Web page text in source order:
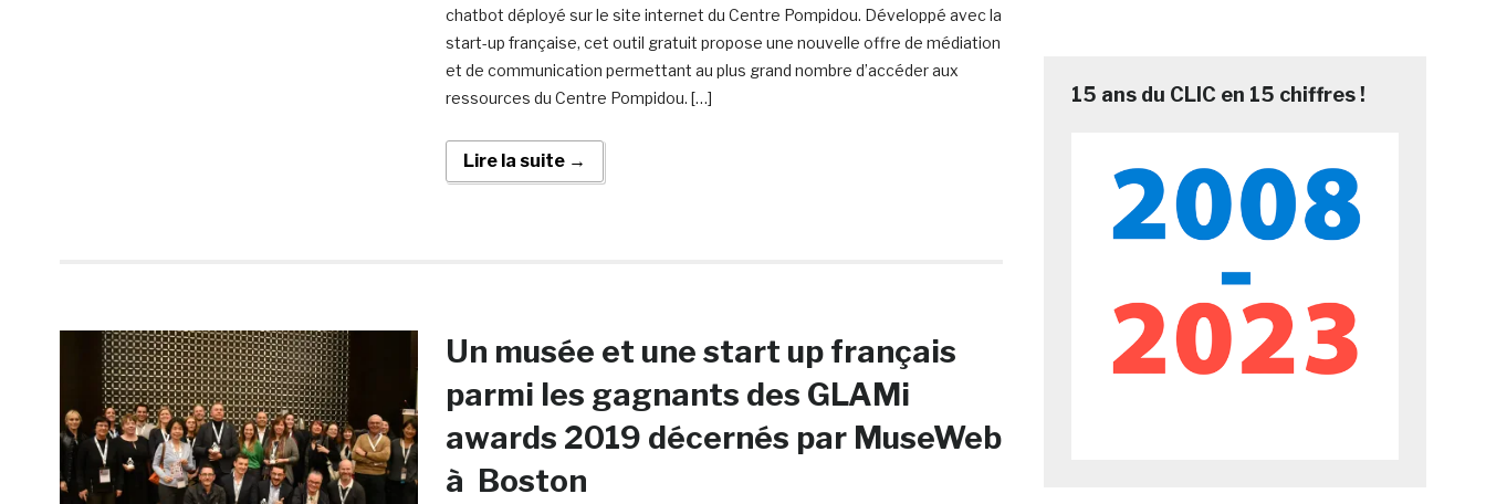
chatbot déployé sur le site internet du Centre Pompidou. Développé avec la
start-up française, cet outil gratuit propose une nouvelle offre de médiation
et de communication permettant au plus grand nombre d’accéder aux
ressources du Centre Pompidou. […]
Lire la suite →
Un musée et une start up français
parmi les gagnants des GLAMi
awards 2019 décernés par MuseWeb
à Boston
15 ans du CLIC en 15 chiffres !